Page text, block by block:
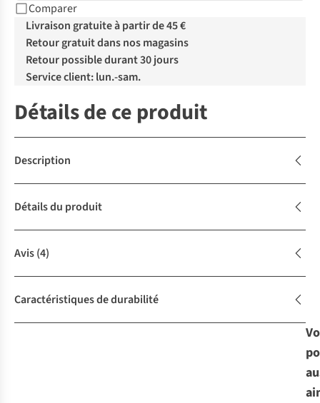
Comparer
Livraison gratuite à partir de 45 €
Retour gratuit dans nos magasins
Retour possible durant 30 jours
Service client: lun.-sam.
Détails de ce produit
Description
Détails du produit
Avis(4)
Caractéristiques de durabilité